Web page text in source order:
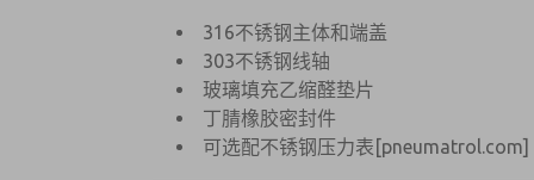
316不锈钢主体和端盖
303不锈钢线轴
玻璃填充乙缩醛垫片
丁腈橡胶密封件
可选配不锈钢压力表 [pneumatrol.com]